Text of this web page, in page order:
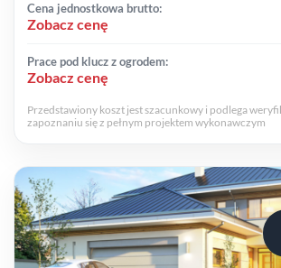
Cena jednostkowa brutto:
Zobacz cenę
Prace pod klucz z ogrodem:
Zobacz cenę
Przedstawiony koszt jest szacunkowy i podlega
zapoznaniu się z pełnym projektem wykonawczym